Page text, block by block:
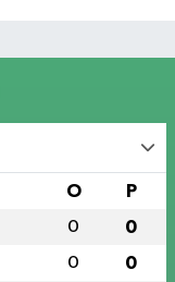
O P
0 0
0 0